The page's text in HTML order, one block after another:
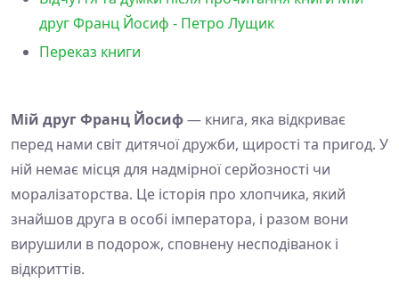
друг Франц Йосиф - Петро Лущик
Переказ книги
Мій друг Франц Йосиф— книга, яка відкриває
перед нами світ дитячої дружби, щирості та пригод. У
ній немає місця для надмірної серйозності чи
моралізаторства. Це історія про хлопчика, який
знайшов друга в особі імператора, і разом вони
вирушили в подорож, сповнену несподіванок і
відкриттів.